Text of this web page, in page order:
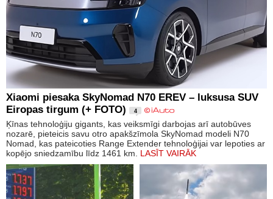
Xiaomi piesaka SkyNomad N70 EREV – luksusa SUV
Eiropas tirgum (+ FOTO)
4
Ķīnas tehnoloģiju gigants, kas veiksmīgi darbojas arī autobūves
nozarē, pieteicis savu otro apakšzīmola SkyNomad modeli N70
Nomad, kas pateicoties Range Extender tehnoloģijai var lepoties ar
kopējo sniedzamību līdz 1461 km. LASĪT VAIRĀK